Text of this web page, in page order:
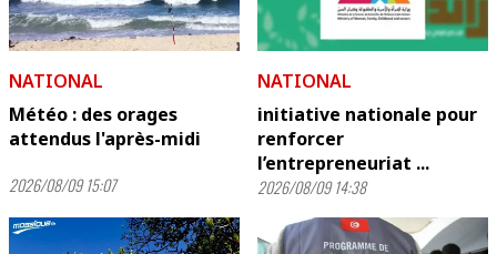
NATIONAL
Météo : des orages
attendus l'après-midi
2026/08/09 15:07
NATIONAL
initiative nationale pour
renforcer
l’entrepreneuriat ...
2026/08/09 14:38